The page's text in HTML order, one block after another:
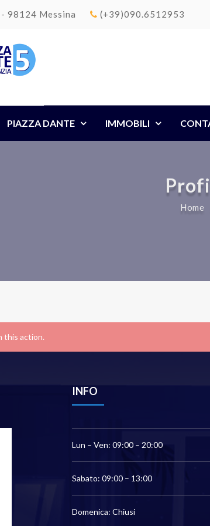
98124 Messina (+39)090.6512953
PIAZZA DANTE IMMOBILI
Home
this action.
INFO
Lun – Ven: 09:00 – 20:00
Sabato: 09:00 – 13:00
Domenica: Chiusi